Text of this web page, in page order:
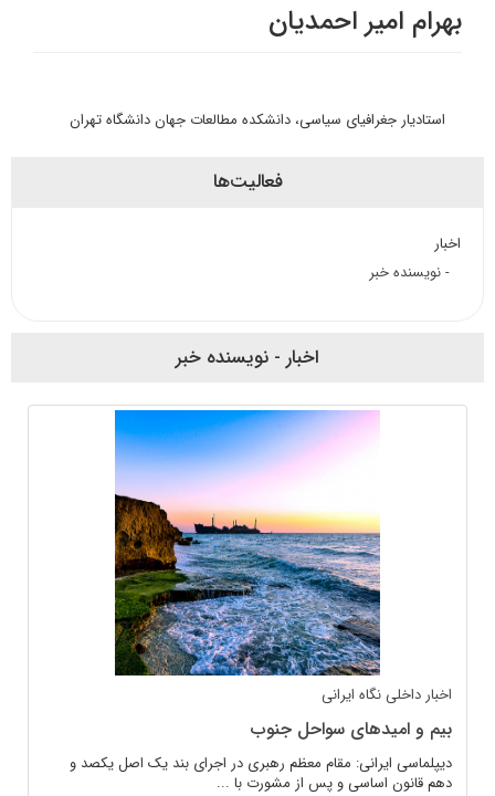
بهرام امیر احمدیان
استادیار جغرافیای سیاسی، دانشکده مطالعات جهان دانشگاه تهران
فعالیت‌ها
اخبار
- نویسنده خبر
اخبار - نویسنده خبر
اخبار داخلی نگاه ایرانی
بیم و امید‌های سواحل جنوب
دیپلماسی ایرانی: مقام معظم رهبری در اجرای بند یک اصل یکصد و
دهم قانون اساسی و پس از مشورت با ...